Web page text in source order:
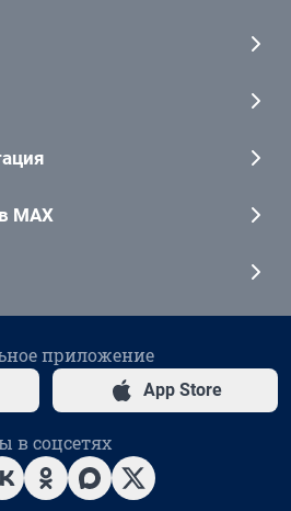
MAX
приложение
App Store
в соцсетях